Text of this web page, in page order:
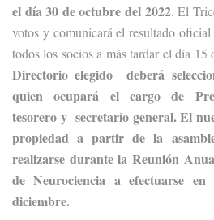
el día 30 de octubre del 2022. El
votos y comunicará el resultado
todos los socios a más tardar el día
Directorio elegido deberá
quien ocupará el cargo de
tesorero y secretario general. El
propiedad a partir de la
realizarse durante la Reunión
de Neurociencia a efectuarse
diciembre.